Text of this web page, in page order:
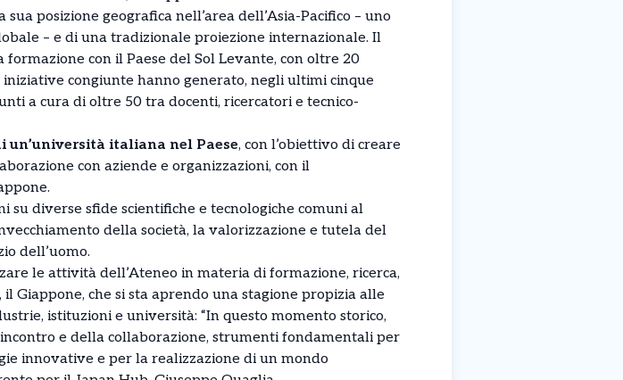
posizione geografica nell’area dell’Asia-Pacifico – uno
– e di una tradizionale proiezione internazionale. Il
con il Paese del Sol Levante, con oltre 20
congiunte hanno generato, negli ultimi cinque
a cura di oltre 50 tra docenti, ricercatori e tecnico-
un’università italiana nel Paese, con l’obiettivo di creare
con aziende e organizzazioni, con il
su diverse sfide scientifiche e tecnologiche comuni al
della società, la valorizzazione e tutela del
dell’uomo.
le attività dell’Ateneo in materia di formazione, ricerca,
Giappone, che si sta aprendo una stagione propizia alle
istituzioni e università: “In questo momento storico,
e della collaborazione, strumenti fondamentali per
innovative e per la realizzazione di un mondo